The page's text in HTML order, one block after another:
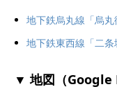
地下鉄烏丸線「烏
地下鉄東西線「二
▼ 地図（Google